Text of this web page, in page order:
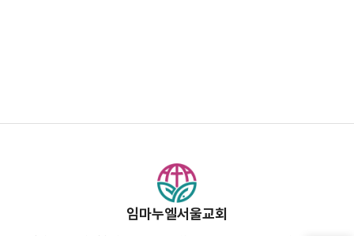
임마누엘서울교회